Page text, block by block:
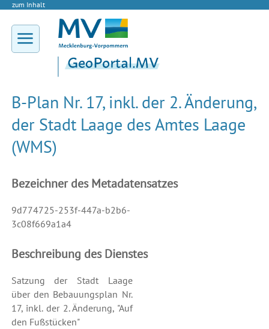
zum Inhalt
B-Plan Nr. 17, inkl. der 2. Änderung,
der Stadt Laage des Amtes Laage
(WMS)
Bezeichner des Metadatensatzes
9d774725-253f-447a-b2b6-
3c08f669a1a4
Beschreibung des Dienstes
Satzung der Stadt Laage
über den Bebauungsplan Nr.
17, inkl. der 2. Änderung, "Auf
den Fußstücken"